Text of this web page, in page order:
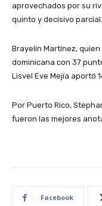
aprovechados por su
quinto y decisivo parcial.
Brayelin Martínez,
dominicana con 37
Lisvel Eve Mejía aportó
Por Puerto Rico,
fueron las mejores
Facebook